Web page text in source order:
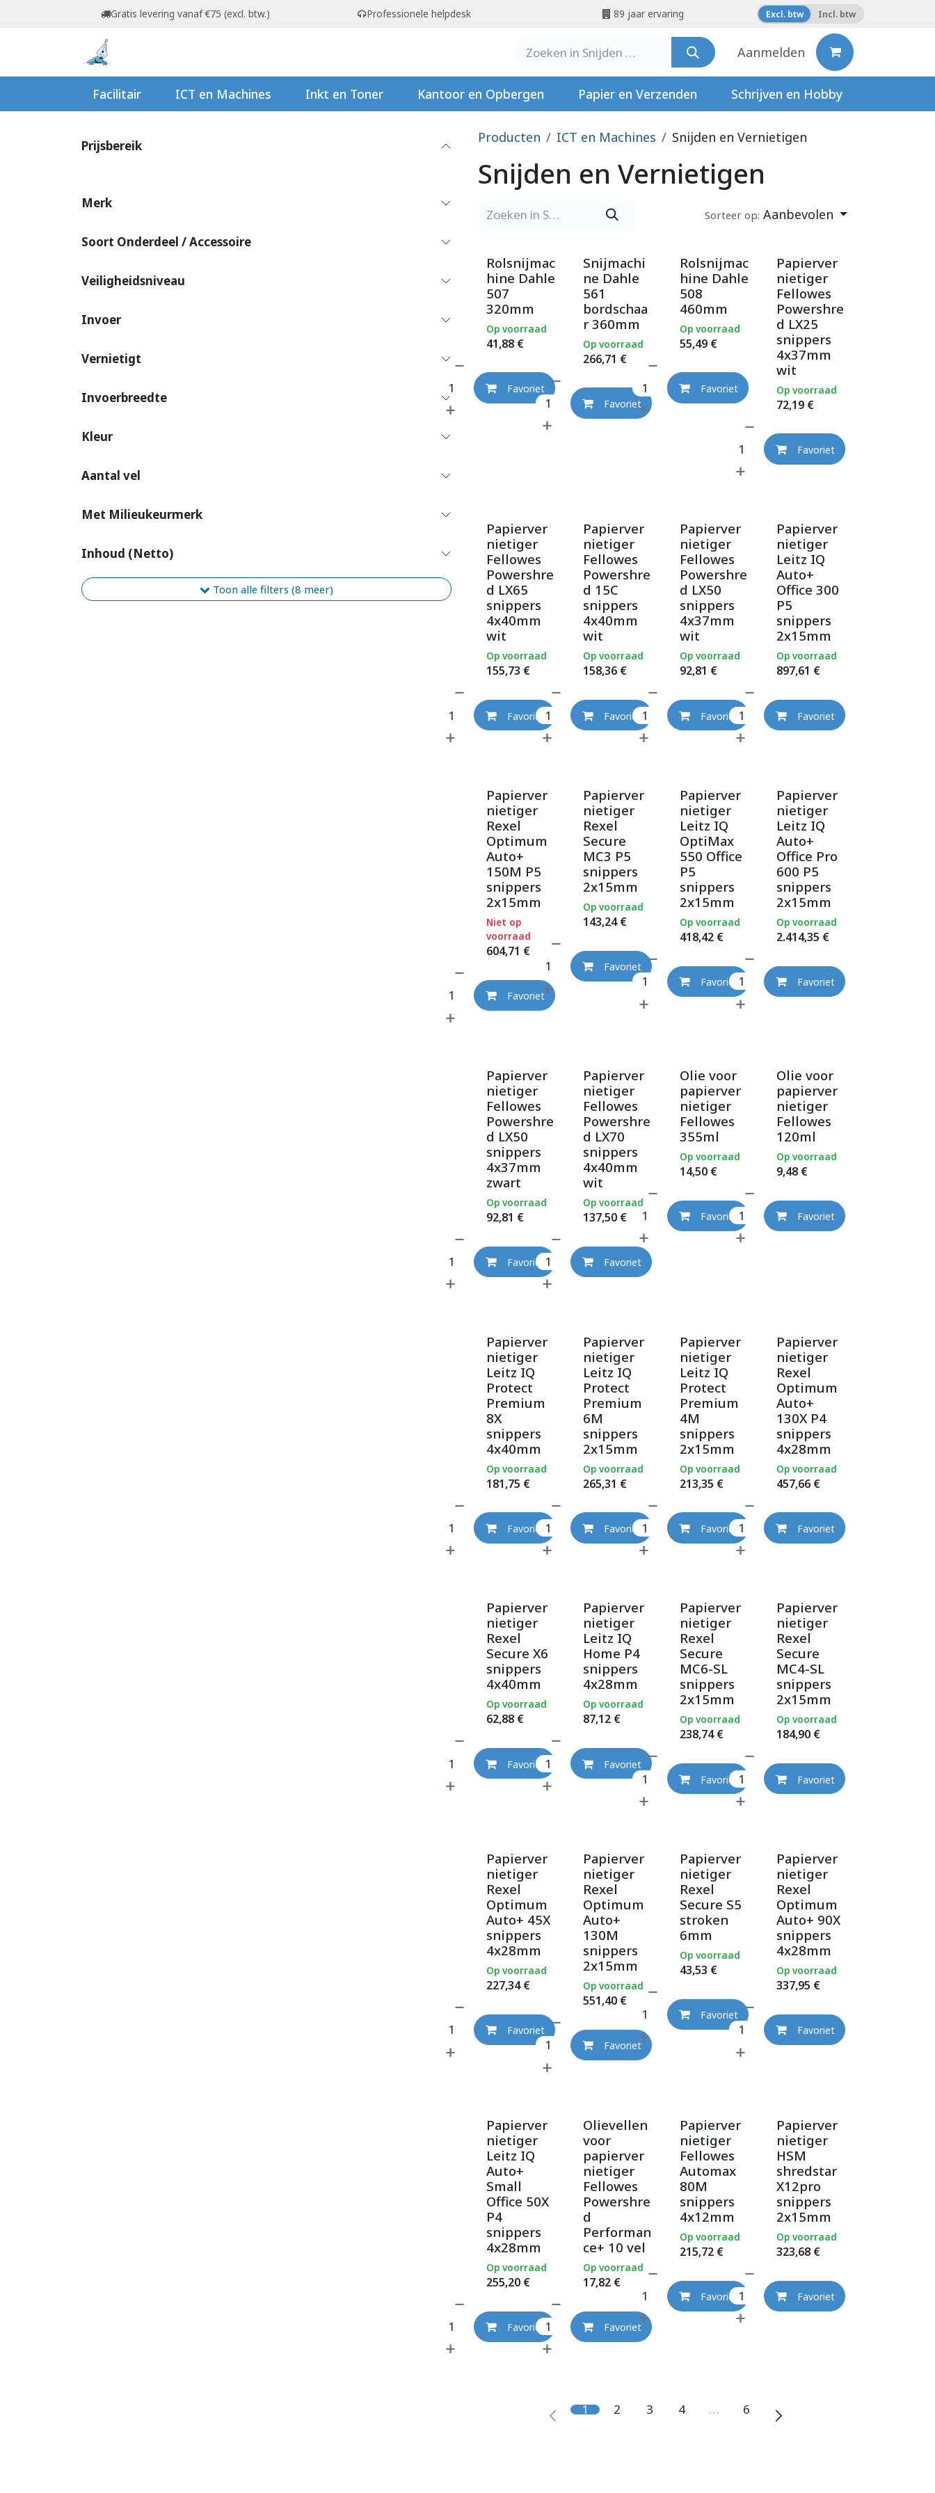
Overslaan naar inhoudGratis levering vanaf €75 (excl. btw.) Professionele helpdesk 89 jaar ervaring Excl. btw Incl. btw
Aanmelden
Facilitair ICT en Machines Inkt en Toner Kantoor en Opbergen Papier en Verzenden Schrijven en Hobby
Prijsbereik
Merk
Soort Onderdeel / Accessoire
Veiligheidsniveau
Invoer
Vernietigt
Invoerbreedte
Kleur
Aantal vel
Met Milieukeurmerk
Inhoud (Netto)
Toon alle filters (8 meer)
Producten ICT en Machines Snijden en Vernietigen
Snijden en Vernietigen
Sorteer op: Aanbevolen
Rolsnijmac
hine Dahle
507
320mm
41,88 €
Op voorraad
Favoriet
Snijmachi
ne Dahle
561
bordschaa
r 360mm
266,71 €
Op voorraad
Favoriet
Rolsnijmac
hine Dahle
508
460mm
55,49€
Op voorraad
Favoriet
Papierver
nietiger
Fellowes
Powershre
d LX25
snippers
4x37mm
wit
72,19€
Op voorraad
Favoriet
Papierver
nietiger
Fellowes
Powershre
d LX65
snippers
4x40mm
wit
155,73 €
Op voorraad
Favoriet
Papierver
nietiger
Fellowes
Powershre
d 15C
snippers
4x40mm
wit
158,36€
Op voorraad
Favoriet
Papierver
nietiger
Fellowes
Powershre
d LX50
snippers
4x37mm
wit
92,81 €
Op voorraad
Favoriet
Papierver
nietiger
Leitz IQ
Auto+
Office 300
P5
snippers
2x15mm
897,61 €
Op voorraad
Favoriet
Papierver
nietiger
Rexel
Optimum
Auto+
150M P5
snippers
2x15mm
604,71 €
Niet op
voorraad
Favoriet
Papierver
nietiger
Rexel
Secure
MC3 P5
snippers
2x15mm
143,24€
Op voorraad
Favoriet
Papierver
nietiger
Leitz IQ
OptiMax
550 Office
P5
snippers
2x15mm
418,42€
Op voorraad
Favoriet
Papierver
nietiger
Leitz IQ
Auto+
Office Pro
600 P5
snippers
2x15mm
2.414,35 €
Op voorraad
Favoriet
Papierver
nietiger
Fellowes
Powershre
d LX50
snippers
4x37mm
zwart
92,81 €
Op voorraad
Favoriet
Papierver
nietiger
Fellowes
Powershre
d LX70
snippers
4x40mm
wit
137,50€
Op voorraad
Favoriet
Olie voor
papierver
nietiger
Fellowes
355ml
14,50€
Op voorraad
Favoriet
Olie voor
papierver
nietiger
Fellowes
120ml
9,48€
Op voorraad
Favoriet
Papierver
nietiger
Leitz IQ
Protect
Premium
8X
snippers
4x40mm
181,75 €
Op voorraad
Favoriet
Papierver
nietiger
Leitz IQ
Protect
Premium
6M
snippers
2x15mm
265,31 €
Op voorraad
Favoriet
Papierver
nietiger
Leitz IQ
Protect
Premium
4M
snippers
2x15mm
213,35 €
Op voorraad
Favoriet
Papierver
nietiger
Rexel
Optimum
Auto+
130X P4
snippers
4x28mm
457,66€
Op voorraad
Favoriet
Papierver
nietiger
Rexel
Secure X6
snippers
4x40mm
62,88 €
Op voorraad
Favoriet
Papierver
nietiger
Leitz IQ
Home P4
snippers
4x28mm
87,12€
Op voorraad
Favoriet
Papierver
nietiger
Rexel
Secure
MC6-SL
snippers
2x15mm
238,74€
Op voorraad
Favoriet
Papierver
nietiger
Rexel
Secure
MC4-SL
snippers
2x15mm
184,90€
Op voorraad
Favoriet
Papierver
nietiger
Rexel
Optimum
Auto+ 45X
snippers
4x28mm
227,34€
Op voorraad
Favoriet
Papierver
nietiger
Rexel
Optimum
Auto+
130M
snippers
2x15mm
551,40€
Op voorraad
Favoriet
Papierver
nietiger
Rexel
Secure S5
stroken
6mm
43,53 €
Op voorraad
Favoriet
Papierver
nietiger
Rexel
Optimum
Auto+ 90X
snippers
4x28mm
337,95 €
Op voorraad
Favoriet
Papierver
nietiger
Leitz IQ
Auto+
Small
Office 50X
P4
snippers
4x28mm
255,20 €
Op voorraad
Favoriet
Olievellen
voor
papierver
nietiger
Fellowes
Powershre
d
Performan
ce+ 10 vel
17,82€
Op voorraad
Favoriet
Papierver
nietiger
Fellowes
Automax
80M
snippers
4x12mm
215,72€
Op voorraad
Favoriet
Papierver
nietiger
HSM
shredstar
X12pro
snippers
2x15mm
323,68€
Op voorraad
Favoriet
1 2 3 4 … 6